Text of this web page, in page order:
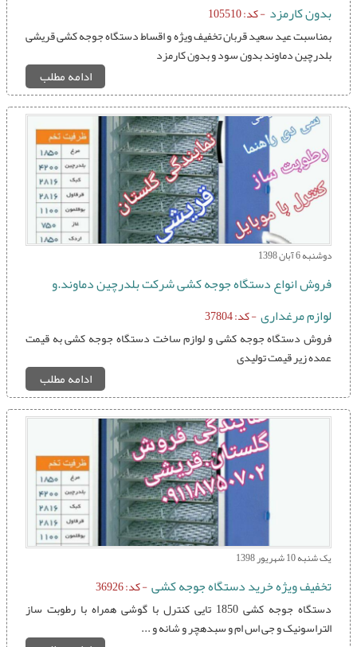
بدون کارمزد- کد: 105510
بمناسبت عید سعید قربان تخفیف ویژه و اقساط دستگاه جوجه کشی قریشی
بلدرچین دماوند بدون سود و بدون کارمزد
ادامه مطلب
دوشنبه 6 آبان 1398
فروش انواع دستگاه جوجه کشی شرکت بلدرچین دماوند.و
لوازم مرغداری- کد: 37804
فروش دستگاه جوجه کشی و لوازم ساخت دستگاه جوجه کشی به قیمت
عمده زیر قیمت تولیدی
ادامه مطلب
یک شنبه 10 شهریور 1398
تخفیف ویژه خرید دستگاه جوجه کشی- کد: 36926
دستگاه جوجه کشی 1850 تایی کنترل با گوشی همراه با رطوبت ساز
التراسونیک و جی اس ام و سبدهچر و شانه و ...